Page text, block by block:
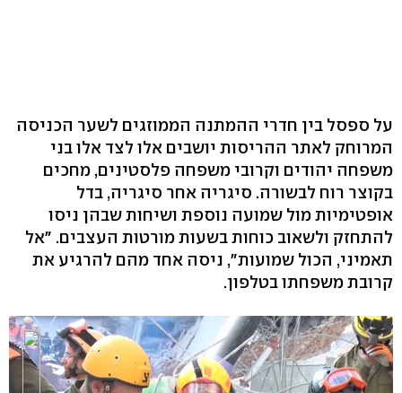
על ספסל בין חדרי ההמתנה הממוזגים לשער הכניסה
המרוחק לאתר ההריסות יושבים אלו לצד אלו בני
משפחה יהודים וקרובי משפחה פלסטינים, מחכים
בקוצר רוח לבשורה. סיגריה אחר סיגריה, בדל
אופטימיות מול שמועה נוספת ושיחות שבהן ניסו
להתחזק ולשאוב כוחות בשעות מורטות העצבים. "אל
תאמיני, הכול שמועות", ניסה אחד מהם להרגיע את
קרובת משפחתו בטלפון.